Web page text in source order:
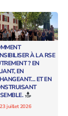
À LA RSE
? EN
EN
ET EN
23 juillet 2026